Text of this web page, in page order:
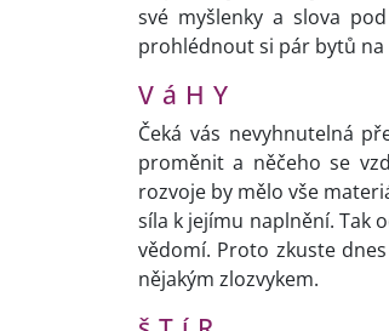
své myšlenky a slova
prohlédnout si pár bytů
V á H Y
Čeká vás nevyhnutelná
proměnit a něčeho se
rozvoje by mělo vše
síla k jejímu naplnění. Tak
vědomí. Proto zkuste
nějakým zlozvykem.